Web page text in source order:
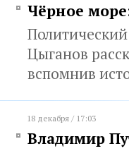
Чёрное
Цыганов
вспомнив
18 декабря / 17:03
Владимир